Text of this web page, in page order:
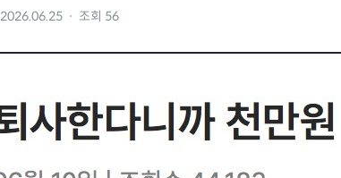
2026.06.25 조회 56